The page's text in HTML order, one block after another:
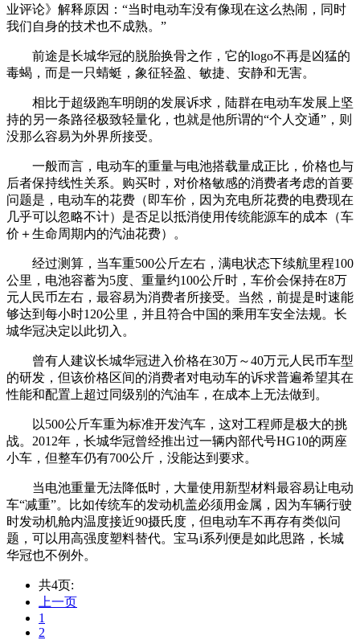
业评论》解释原因：“当时电动车没有像现在这么热闹，同时
我们自身的技术也不成熟。”
前途是长城华冠的脱胎换骨之作，它的logo不再是凶猛的
毒蝎，而是一只蜻蜓，象征轻盈、敏捷、安静和无害。
相比于超级跑车明朗的发展诉求，陆群在电动车发展上坚
持的另一条路径极致轻量化，也就是他所谓的“个人交通”，则
没那么容易为外界所接受。
一般而言，电动车的重量与电池搭载量成正比，价格也与
后者保持线性关系。购买时，对价格敏感的消费者考虑的首要
问题是，电动车的花费（即车价，因为充电所花费的电费现在
几乎可以忽略不计）是否足以抵消使用传统能源车的成本（车
价＋生命周期内的汽油花费）。
经过测算，当车重500公斤左右，满电状态下续航里程100
公里，电池容蓄为5度、重量约100公斤时，车价会保持在8万
元人民币左右，最容易为消费者所接受。当然，前提是时速能
够达到每小时120公里，并且符合中国的乘用车安全法规。长
城华冠决定以此切入。
曾有人建议长城华冠进入价格在30万～40万元人民币车型
的研发，但该价格区间的消费者对电动车的诉求普遍希望其在
性能和配置上超过同级别的汽油车，在成本上无法做到。
以500公斤车重为标准开发汽车，这对工程师是极大的挑
战。2012年，长城华冠曾经推出过一辆内部代号HG10的两座
小车，但整车仍有700公斤，没能达到要求。
当电池重量无法降低时，大量使用新型材料最容易让电动
车“减重”。比如传统车的发动机盖必须用金属，因为车辆行驶
时发动机舱内温度接近90摄氏度，但电动车不再存有类似问
题，可以用高强度塑料替代。宝马i系列便是如此思路，长城
华冠也不例外。
共4页:
上一页
1
2